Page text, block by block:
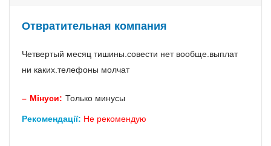
Отвратительная компания
Четвертый месяц тишины.совести нет вообще.выплат
ни каких.телефоны молчат
Мінуси: Только минусы
Рекомендації: Не рекомендую